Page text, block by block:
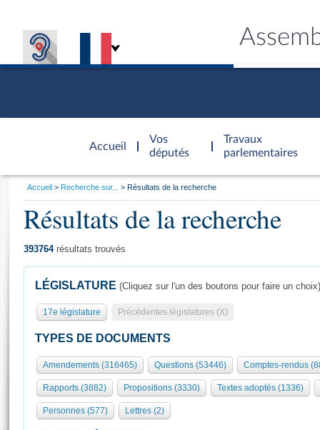
Accueil
d'accueil
Vos
députés
Travaux
parlementaires
Présidence
577 députés
Groupes politiques
Élections législatives
Séance publique
Commissions et autres organes
Europe et International
Contrôle et évaluation
Congrès
Général
Rôle et pouvoirs de l'Assemblée
Organisation de l'Assemblée
Présidence Conférence des Présidents Bureau Collège des
Visiter l'Assemblée
Visite virtuelle du palais Bourbon
Assister à une séance
Accès des chercheurs à l’Assemblée
Les évènements
Vous
Accueil Recherche sur... Résultats de la recherche
Résultats de la recherche
393764résultats trouvés
LÉGISLATURE (Cliquez sur l'un des boutons pour faire un choix)
17e législature Précédentes législatures (X)
TYPES DE DOCUMENTS
Amendements (316465) Questions (53446) Comptes-rendus
Rapports (3882) Propositions (3330) Textes adoptés (1336)
Personnes (577) Lettres (2)